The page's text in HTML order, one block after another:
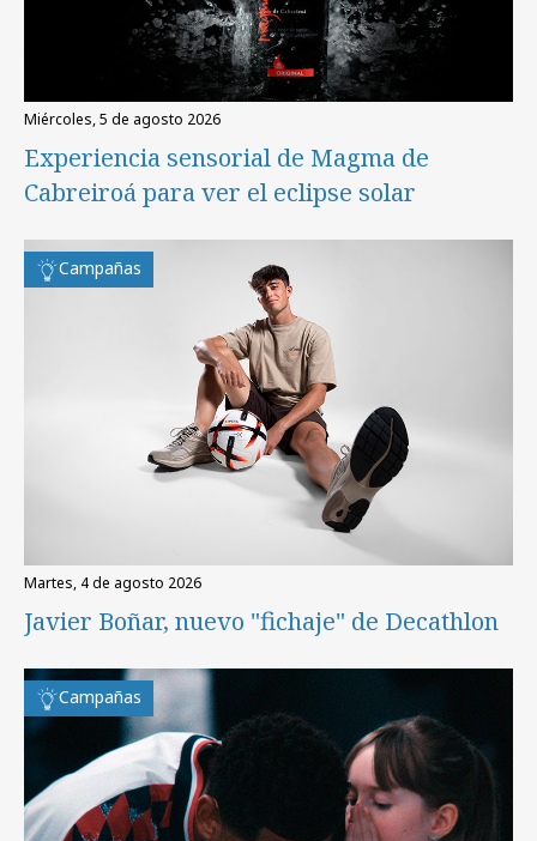
miércoles, 5 de agosto 2026
Experiencia sensorial de Magma de
Cabreiroá para ver el eclipse solar
Campañas
martes, 4 de agosto 2026
Javier Boñar, nuevo "fichaje" de Decathlon
Campañas